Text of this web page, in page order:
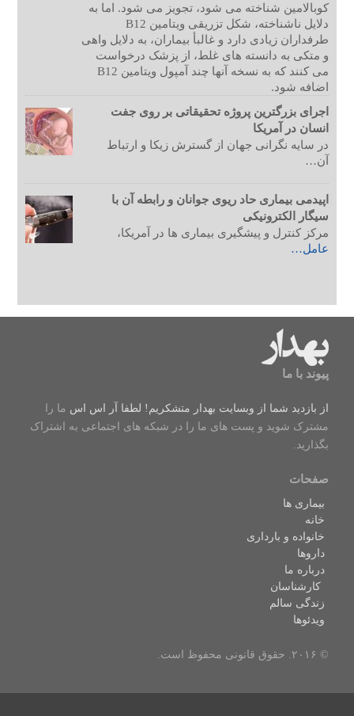
کوبالامین شناخته می شود، تجویز می شود. اما به
دلایل ناشناخته، شکل تزریقی ویتامین B12
طرفداران زیادی دارد و غالبأ بیماران، به دلایل واهی
و متکی به دانسته های غلط، از پزشک درخواست
می کنند که به نسخه آنها چند آمپول ویتامین B12
اضافه شود.
اجرای بزرگترین پروژه تحقیقاتی بر روی جفت
انسان در آمریکا
در سایه نگرانی جهان از گسترش زیکا و ارتباط
آن…
اپیدمی بیماری حاد ریوی جوانان و رابطه آن با
سیگار الکترونیکی
مرکز کنترل و پیشگیری بیماری ها در آمریکا،
عامل…
پیوند با ما
از بازدید شما از وبسایت بهدار متشکریم! لطفا آر اس اس ما را
مشترک شوید و پست های ما را در شبکه های اجتماعی به اشتراک
بگذارید.
صفحات
بیماری ها
خانه
خانواده و بارداری
داروها
درباره ما
کارشناسان
زندگی سالم
ویدئوها
© ۲۰۱۶. حقوق قانونی محفوظ است.